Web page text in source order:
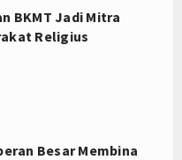
BKMT Jadi Mitra
Religius
Besar Membina